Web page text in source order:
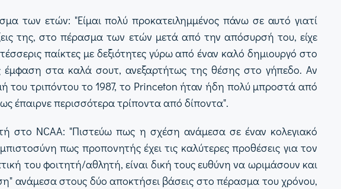
των ετών: "Είμαι πολύ προκατειλημμένος πάνω σε αυτό γιατί
της, στο πέρασμα των ετών μετά από την απόσυρσή του, είχε
παίκτες με δεξιότητες γύρω από έναν καλό δημιουργό στο
στα καλά σουτ, ανεξαρτήτως της θέσης στο γήπεδο. Αν
του τριπόντου το 1987, το Princeton ήταν ήδη πολύ μπροστά από
έπαιρνε περισσότερα τρίποντα από δίποντα".
στο NCAA: "Πιστεύω πως η σχέση ανάμεσα σε έναν κολεγιακό
πως προπονητής έχει τις καλύτερες προθέσεις για τον
του φοιτητή/αθλητή, είναι δική τους ευθύνη να ωριμάσουν και
ανάμεσα στους δύο αποκτήσει βάσεις στο πέρασμα του χρόνου,